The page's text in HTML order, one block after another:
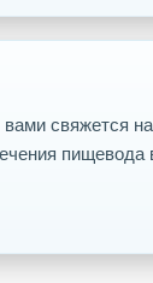
свяжется
пищевода